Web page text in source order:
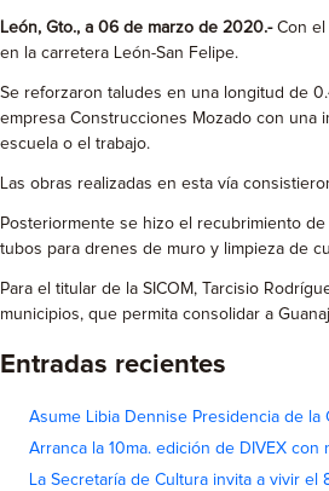
León, Gto., a 06 de marzo de 2020.-Con el
en la carretera León-San Felipe.
Se reforzaron taludes en una longitud de
empresa Construcciones Mozado con una
escuela o el trabajo.
Las obras realizadas en esta vía
Posteriormente se hizo el recubrimiento
tubos para drenes de muro y limpieza de
Para el titular de la SICOM, Tarcisio
municipios, que permita consolidar a
Entradas recientes
Asume Libia Dennise Presidencia de la
Arranca la 10ma. edición de DIVEX
La Secretaría de Cultura invita a vivir el